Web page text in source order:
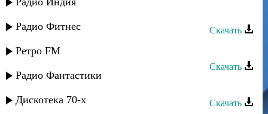
Радио Фитнес
Ретро FM
Радио Фантастики
Дискотека 70-х
Скачать
Камила Мурсалова - Жду тебя
Скачать
Али Рзаев - Все для тебя
Скачать